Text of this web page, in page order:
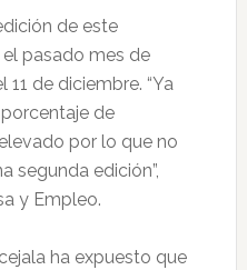
de este
pasado mes de
de diciembre. “Ya
de
por lo que no
segunda edición”,
y Empleo.
ha expuesto que